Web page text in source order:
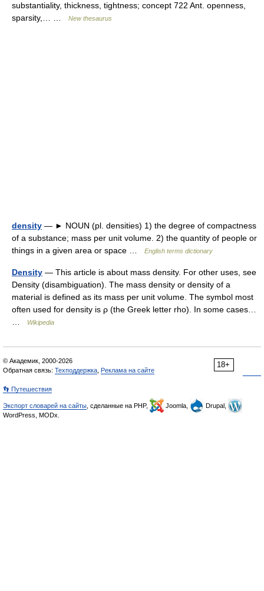
substantiality, thickness, tightness; concept 722 Ant. openness,
sparsity,… …
New thesaurus
density — ► NOUN (pl. densities) 1) the degree of compactness
of a substance; mass per unit volume. 2) the quantity of people or
things in a given area or space …
English terms dictionary
Density — This article is about mass density. For other uses, see
Density (disambiguation). The mass density or density of a
material is defined as its mass per unit volume. The symbol most
often used for density is ρ (the Greek letter rho). In some cases…
Wikipedia
18+
© Академик, 2000-2026
Обратная связь: Техподдержка Реклама на сайте
👣 Путешествия
Экспорт словарей на сайты , сделанные на PHP, Joomla,
Drupal,
WordPress, MODx.